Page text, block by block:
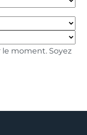
le moment. Soyez